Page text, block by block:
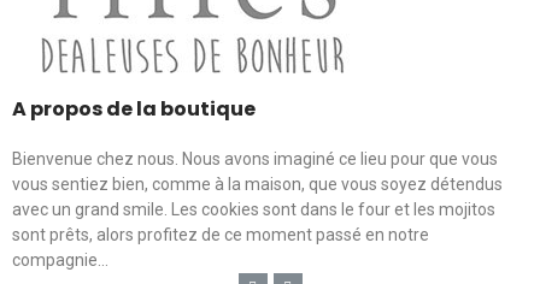
A propos de la boutique
Bienvenue chez nous. Nous avons imaginé ce lieu pour que vous
vous sentiez bien, comme à la maison, que vous soyez détendus
avec un grand smile. Les cookies sont dans le four et les mojitos
sont prêts, alors profitez de ce moment passé en notre
compagnie...